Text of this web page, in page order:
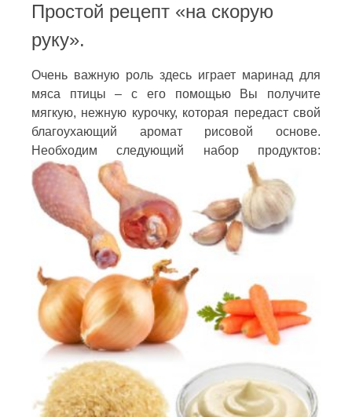
Простой рецепт «на скорую
руку».
Очень важную роль здесь играет маринад для
мяса птицы – с его помощью Вы получите
мягкую, нежную курочку, которая передаст свой
благоухающий аромат рисовой основе.
Необходим следующий набор продуктов: